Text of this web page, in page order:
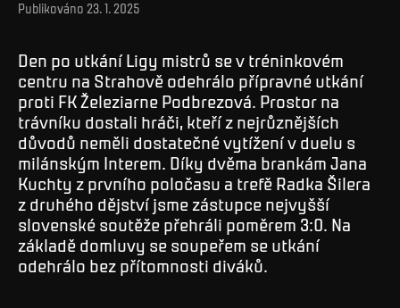
Publikováno 23. 1. 2025
Den po utkání Ligy mistrů se v tréninkovém
centru na Strahově odehrálo přípravné utkání
proti FK Železiarne Podbrezová. Prostor na
trávníku dostali hráči, kteří z nejrůznějších
důvodů neměli dostatečné vytížení v duelu s
milánským Interem. Díky dvěma brankám Jana
Kuchty z prvního poločasu a trefě Radka Šilera
z druhého dějství jsme zástupce nejvyšší
slovenské soutěže přehráli poměrem 3:0. Na
základě domluvy se soupeřem se utkání
odehrálo bez přítomnosti diváků.